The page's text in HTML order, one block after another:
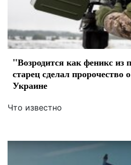
"Возродится как феникс из
старец сделал пророчество
Украине
Что известно